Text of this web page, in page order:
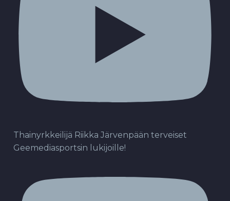
Thainyrkkeilijä Riikka Järvenpään terveiset
Geemediasportsin lukijoille!